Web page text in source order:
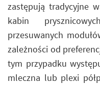
zastępują tradycyjne
kabin
przesuwanych
zależności od
tym przypadku
mleczna lub plexi